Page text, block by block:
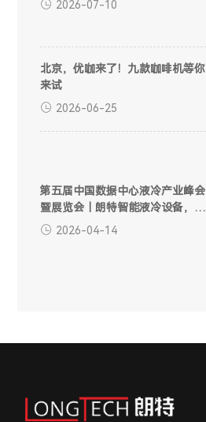
2026-07-10
北京，优咖来了！九款咖啡机等你
来试
2026-06-25
第五届中国数据中心液冷产业峰会
暨展览会｜朗特智能液冷设备，解
锁AI算力降温新方案
2026-04-14